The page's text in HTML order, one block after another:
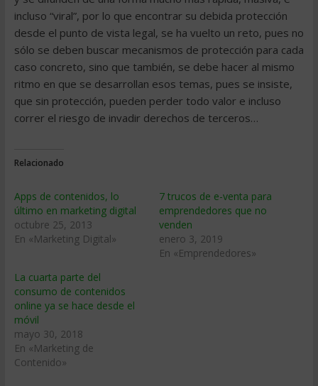
incluso “viral”, por lo que encontrar su debida protección
desde el punto de vista legal, se ha vuelto un reto, pues no
sólo se deben buscar mecanismos de protección para cada
caso concreto, sino que también, se debe hacer al mismo
ritmo en que se desarrollan esos temas, pues se insiste,
que sin protección, pueden perder todo valor e incluso
correr el riesgo de invadir derechos de terceros…
Relacionado
Apps de contenidos, lo
último en marketing digital
octubre 25, 2013
En «Marketing Digital»
7 trucos de e-venta para
emprendedores que no
venden
enero 3, 2019
En «Emprendedores»
La cuarta parte del
consumo de contenidos
online ya se hace desde el
móvil
mayo 30, 2018
En «Marketing de
Contenido»